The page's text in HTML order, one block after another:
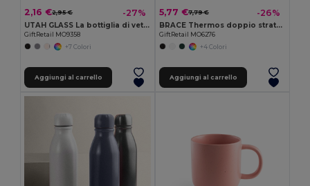
2,16 €2,95 € -27%
UTAH GLASS La bottiglia di vetro UTAH GLASS 500 ml
GiftRetail MO9358
+7 Colori
Aggiungi al carrello
5,77 €7,79 € -26%
BRACE Thermos doppio strato 350ml
GiftRetail MO6276
+4 Colori
Aggiungi al carrello